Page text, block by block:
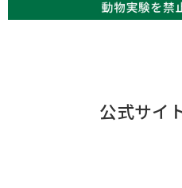
公式サイ